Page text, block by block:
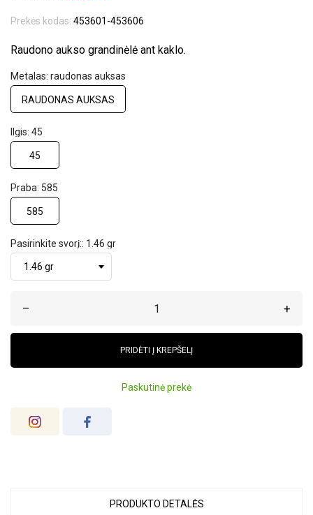
Prekės kodas: 453601-453606
Raudono aukso grandinėlė ant kaklo.
Metalas: raudonas auksas
RAUDONAS AUKSAS
Ilgis: 45
45
Praba: 585
585
Pasirinkite svorį:: 1.46 gr
– +
PRIDĖTI Į KREPŠELĮ
Paskutinė prekė
PRODUKTO DETALĖS